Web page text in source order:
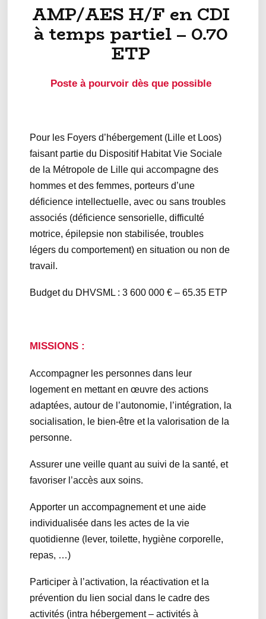
AMP/AES H/F en CDI
à temps partiel – 0.70
ETP
Poste à pourvoir dès que possible
Pour les Foyers d’hébergement (Lille et Loos)
faisant partie du Dispositif Habitat Vie Sociale
de la Métropole de Lille qui accompagne des
hommes et des femmes, porteurs d’une
déficience intellectuelle, avec ou sans troubles
associés (déficience sensorielle, difficulté
motrice, épilepsie non stabilisée, troubles
légers du comportement) en situation ou non de
travail.
Budget du DHVSML : 3 600 000 € – 65.35 ETP
MISSIONS :
Accompagner les personnes dans leur
logement en mettant en œuvre des actions
adaptées, autour de l’autonomie, l’intégration, la
socialisation, le bien-être et la valorisation de la
personne.
Assurer une veille quant au suivi de la santé, et
favoriser l’accès aux soins.
Apporter un accompagnement et une aide
individualisée dans les actes de la vie
quotidienne (lever, toilette, hygiène corporelle,
repas, …)
Participer à l’activation, la réactivation et la
prévention du lien social dans le cadre des
activités (intra hébergement – activités à